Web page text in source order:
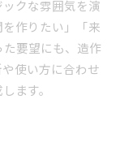
クな雰囲気を演
作りたい」「来
要望にも、造作
使い方に合わせ
ます。